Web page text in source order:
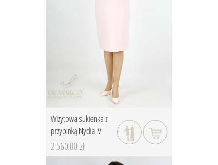
Wizytowa sukienka z
przypinką Nydia IV
2 560.00 zł